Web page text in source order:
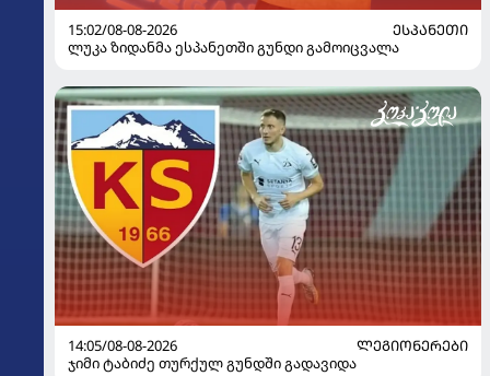
15:02/08-08-2026
ᲔᲡᲞᲐᲜᲔᲗᲘ
ლუკა ზიდანმა ესპანეთში გუნდი გამოიცვალა
14:05/08-08-2026
ᲚᲔᲒᲘᲝᲜᲔᲠᲔᲑᲘ
ჯიმი ტაბიძე თურქულ გუნდში გადავიდა